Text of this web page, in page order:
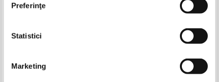
Preferinţe
Statistici
Marketing
Marie Duval - Vine Craciunul
Lei